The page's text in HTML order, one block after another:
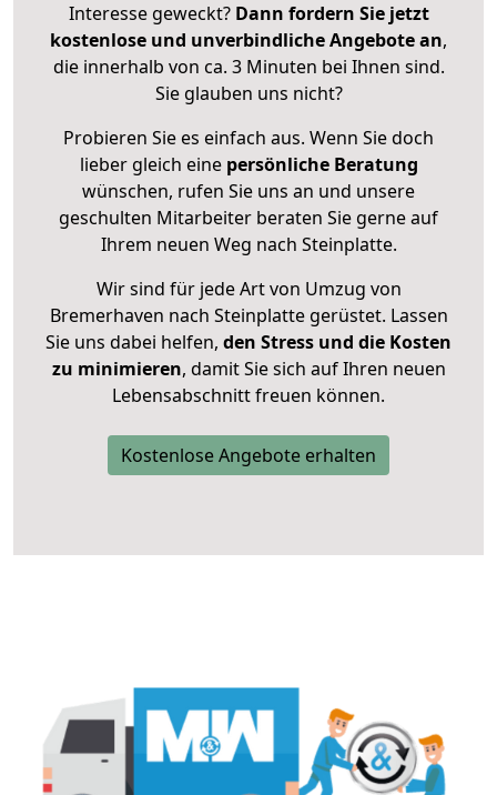
Interesse geweckt? Dann fordern Sie jetzt
kostenlose und unverbindliche Angebote an,
die innerhalb von ca. 3 Minuten bei Ihnen sind.
Sie glauben uns nicht?
Probieren Sie es einfach aus. Wenn Sie doch
lieber gleich eine persönliche Beratung
wünschen, rufen Sie uns an und unsere
geschulten Mitarbeiter beraten Sie gerne auf
Ihrem neuen Weg nach Steinplatte.
Wir sind für jede Art von Umzug von
Bremerhaven nach Steinplatte gerüstet. Lassen
Sie uns dabei helfen, den Stress und die Kosten
zu minimieren, damit Sie sich auf Ihren neuen
Lebensabschnitt freuen können.
Kostenlose Angebote erhalten